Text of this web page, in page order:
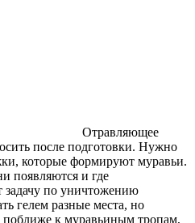
Отравляющее
после подготовки. Нужно
которые формируют муравьи.
появляются и где
задачу по уничтожению
гелем разные места, но
поближе к муравьиным тропам,